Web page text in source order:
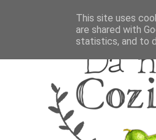
This site uses
are shared with
statistics, and to